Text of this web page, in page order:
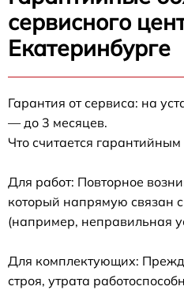
сервисного
Екатеринбурге
Гарантия от сервиса: на
— до 3 месяцев.
Что считается
Для работ: Повторное
который напрямую связан
(например, неправильная
Для комплектующих:
строя, утрата